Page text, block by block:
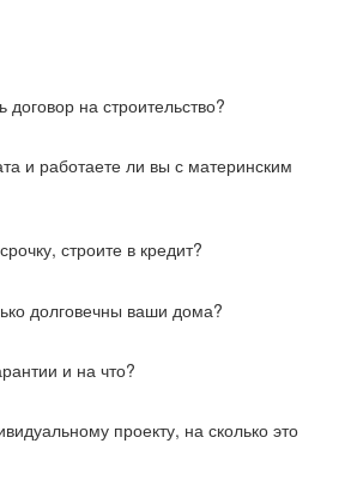
договор на строительство?
и работаете ли вы с материнским
строите в кредит?
долговечны ваши дома?
и на что?
проекту, на сколько это